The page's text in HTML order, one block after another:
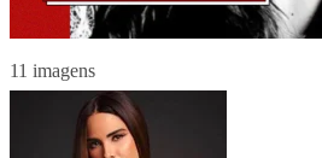
11 imagens